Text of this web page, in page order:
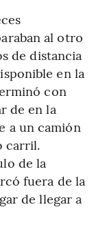
al otro
de distancia
en la
con
de en la
a un camión
carril.
de la
fuera de la
de llegar a